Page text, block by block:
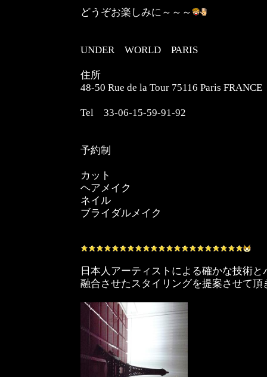
どうぞお楽しみに～～～
UNDER WORLD PARIS
住所
48-50 Rue de la Tour 75116 Paris FRANCE
Tel 33-06-15-59-91-92
予約制
カット
ヘアメイク
ネイル
ブライダルメイク
日本人アーティストによる確かな技術と
融合させたスタイリングを提案させて頂